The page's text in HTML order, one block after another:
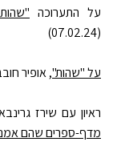
על התערוכה
(07.02.24)
על "שהות", אופיר
ראיון עם שירז
מדף-ספרים שהם